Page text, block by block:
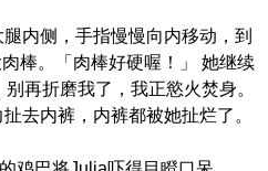
内侧，手指慢慢向内移动，到
棒。「肉棒好硬喔！」 她继续
再折磨我了，我正慾火焚身。
去内裤，内裤都被她扯烂了。